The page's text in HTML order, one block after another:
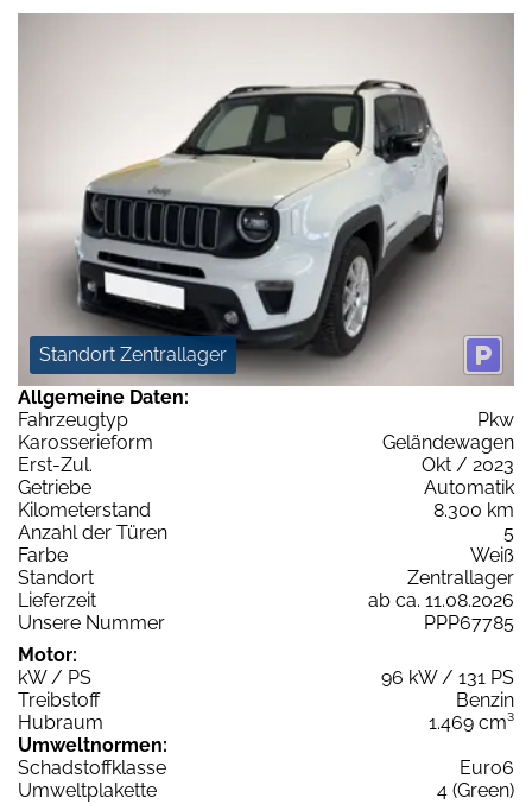
Standort Zentrallager
Allgemeine Daten:
Fahrzeugtyp
Pkw
Karosserieform
Geländewagen
Erst-Zul.
Okt / 2023
Getriebe
Automatik
Kilometerstand
8.300 km
Anzahl der Türen
5
Farbe
Weiß
Standort
Zentrallager
Lieferzeit
ab ca. 11.08.2026
Unsere Nummer
PPP67785
Motor:
kW / PS
96 kW / 131 PS
Treibstoff
Benzin
Hubraum
1.469 cm³
Umweltnormen:
Schadstoffklasse
Euro6
Umweltplakette
4 (Green)